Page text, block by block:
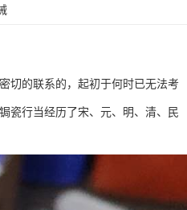
切的联系的，起初于何时已无法考
瓷行当经历了宋、元、明、清、民